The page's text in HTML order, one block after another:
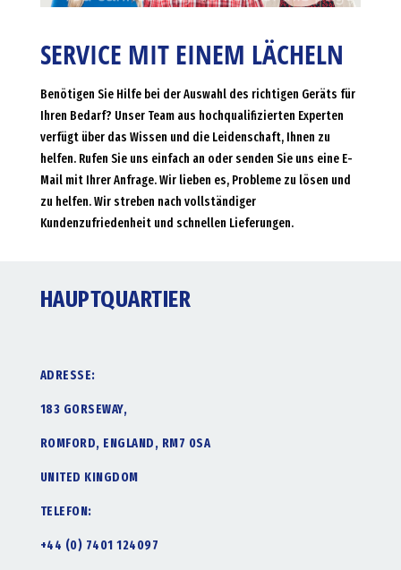
SERVICE MIT EINEM LÄCHELN
Benötigen Sie Hilfe bei der Auswahl des richtigen Geräts für
Ihren Bedarf? Unser Team aus hochqualifizierten Experten
verfügt über das Wissen und die Leidenschaft, Ihnen zu
helfen. Rufen Sie uns einfach an oder senden Sie uns eine E-
Mail mit Ihrer Anfrage. Wir lieben es, Probleme zu lösen und
zu helfen. Wir streben nach vollständiger
Kundenzufriedenheit und schnellen Lieferungen.
HAUPTQUARTIER
ADRESSE:
183 GORSEWAY,
ROMFORD, ENGLAND, RM7 0SA
UNITED KINGDOM
TELEFON:
+44 (0) 7401 124097